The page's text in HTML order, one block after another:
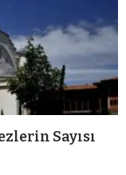
Sayısı